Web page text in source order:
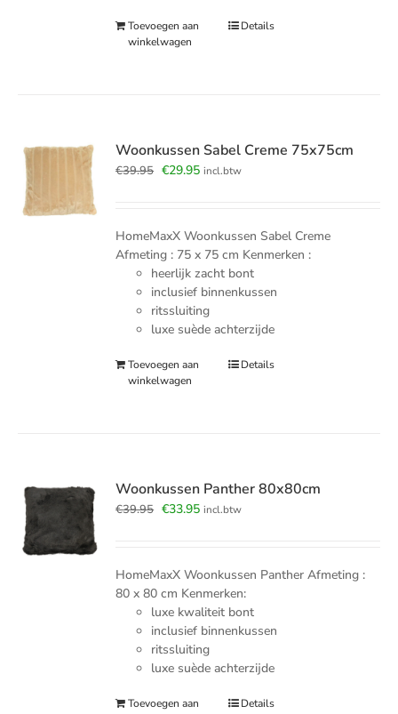
Toevoegen aan
winkelwagen
Details
Woonkussen Sabel Creme 75x75cm
€39.95 Oorspronkelijke
€29.95Huidige
incl.btw
HomeMaxX Woonkussen Sabel Creme
Afmeting : 75 x 75 cm Kenmerken :
heerlijk zacht bont
inclusief binnenkussen
ritssluiting
luxe suède achterzijde
Toevoegen aan
winkelwagen
Details
Woonkussen Panther 80x80cm
€39.95 Oorspronkelijke
€33.95Huidige
incl.btw
HomeMaxX Woonkussen Panther Afmeting :
80 x 80 cm Kenmerken:
luxe kwaliteit bont
inclusief binnenkussen
ritssluiting
luxe suède achterzijde
Toevoegen aan
Details